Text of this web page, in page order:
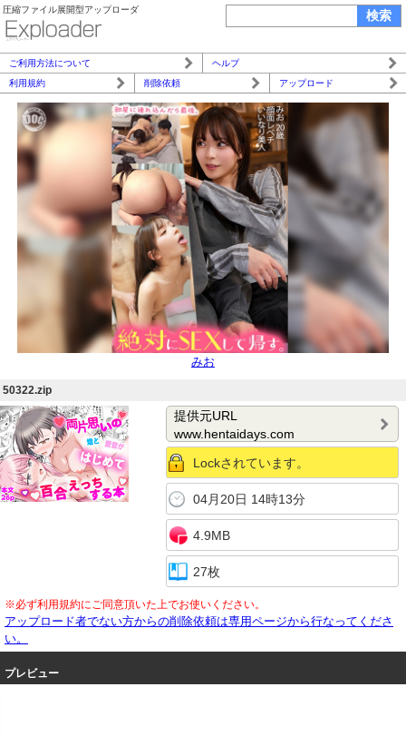
圧縮ファイル展開型アップローダ
ご利用方法について
ヘルプ
利用規約
削除依頼 アップロード
みお
50322.zip
提供元URL
www.hentaidays.com
Lockされています。
04月20日 14時13分
4.9MB
27枚
※必ず利用規約にご同意頂いた上でお使いください。
アップロード者でない方からの削除依頼は専用ページから行なってくださ
い。
プレビュー